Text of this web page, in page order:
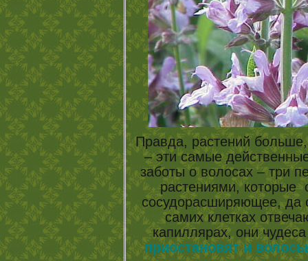
Правда, растений
– эти самые
заботы о волосах – три
растениями, которые
сосудорасширяющее, да
самих клетках
капиллярах, они
приостановят и